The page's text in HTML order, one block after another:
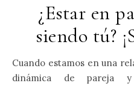
¿Estar en
siendo tú?
Cuando estamos en una relación, es fácil perderse en la
dinámica de pareja